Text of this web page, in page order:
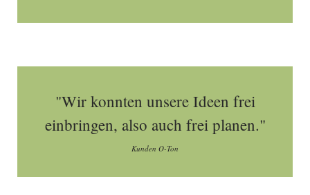
"Wir konnten unsere Ideen frei
einbringen, also auch frei planen."
Kunden O-Ton